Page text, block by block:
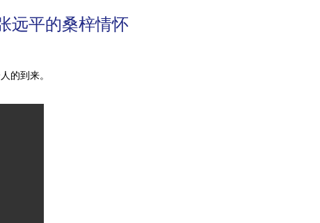
远平的桑梓情怀
的到来。